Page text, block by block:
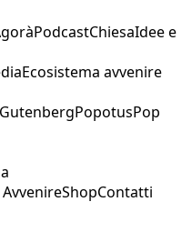
PodcastChiesaIdee e
Ecosistema avvenire
GutenbergPopotusPop
ShopContatti